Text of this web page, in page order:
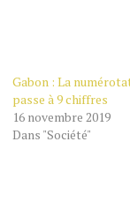
Gabon : La
passe à 9 chiffres
16 novembre 2019
Dans "Société"